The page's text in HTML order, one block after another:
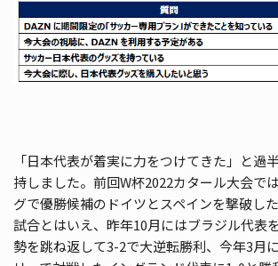
「日本代表が着実に力をつけてきた」と過
持しました。前回W杯2022カタール大会で
グで優勝候補のドイツとスペインを撃破し
試合とはいえ、昨年10月にはブラジル代表
勢を跳ね返して3-2で大逆転勝利、今年3月